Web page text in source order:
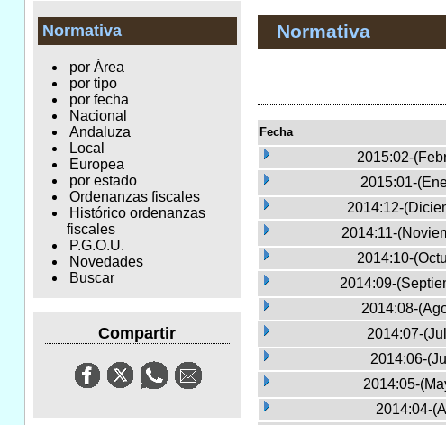
Normativa
por Área
por tipo
por fecha
Nacional
Andaluza
Local
Europea
por estado
Ordenanzas fiscales
Histórico ordenanzas
fiscales
P.G.O.U.
Novedades
Buscar
Compartir
Normativa
Fecha
2015:02-
2015:01-
2014:12-
2014:11-
2014:10-
2014:09-
2014:08-
2014:07-
2014:06-
2014:05-
2014:04-